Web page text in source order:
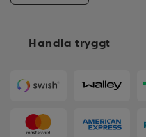
Handla tryggt